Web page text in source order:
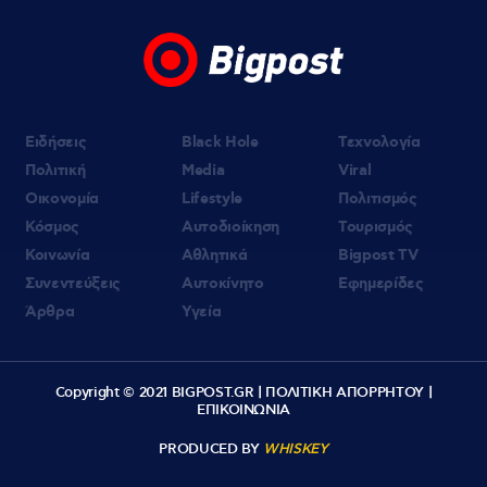
Ειδήσεις
Πολιτική
Οικονομία
Κόσμος
Κοινωνία
Συνεντεύξεις
Άρθρα
Black Hole
Media
Lifestyle
Αυτοδιοίκηση
Αθλητικά
Αυτοκίνητο
Υγεία
Τεχνολογία
Viral
Πολιτισμός
Τουρισμός
Bigpost TV
Εφημερίδες
Copyright © 2021 BIGPOST.GR | ΠΟΛΙΤΙΚΗ ΑΠΟΡΡΗΤΟΥ|
ΕΠΙΚΟΙΝΩΝΙΑ
PRODUCED BY WHISKEY